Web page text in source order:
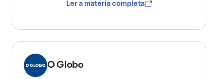
Ler a matéria completa
O Globo